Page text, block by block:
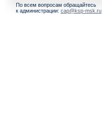
По всем вопросам обращайтесь
к администрации: cap@ksp-msk.ru